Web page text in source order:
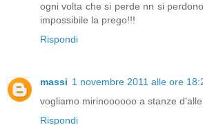
ogni volta che si perde nn si
impossibile la prego!!!
Rispondi
massi 1 novembre 2011 alle ore
vogliamo mirinoooooo a stanze
Rispondi